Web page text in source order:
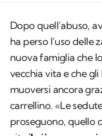
Dopo quell’abuso,
ha perso l’uso delle
nuova famiglia che
vecchia vita e che
muoversi ancora
carrellino. «Le
proseguono, quello